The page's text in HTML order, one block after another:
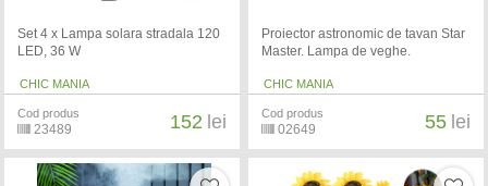
Set 4 x Lampa solara stradala 120
LED, 36 W
CHIC MANIA
Cod produs
23489 152 lei
Proiector astronomic de tavan Star
Master. Lampa de veghe.
CHIC MANIA
Cod produs
02649 55 lei